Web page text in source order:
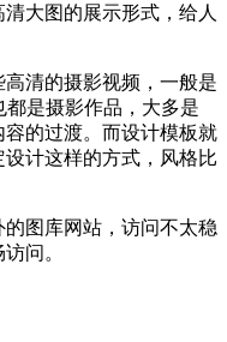
大图的展示形式，给人
高清的摄影视频，一般是
都是摄影作品，大多是
的过渡。而设计模板就
计这样的方式，风格比
的图库网站，访问不太稳
问。